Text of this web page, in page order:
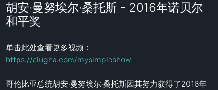
胡安·曼努埃尔·桑托斯 - 2016年诺贝尔
和平奖
单击此处查看更多视频：
https://alugha.com/mysimpleshow
哥伦比亚总统胡安·曼努埃尔·桑托斯因其努力获得了2016年